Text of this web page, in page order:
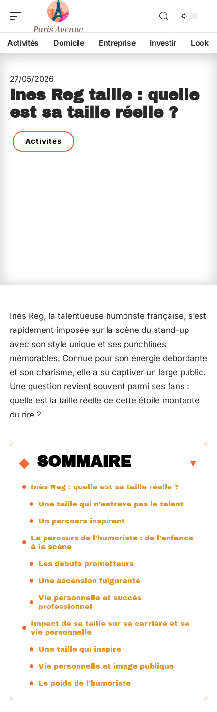
Activités Domicile Entreprise Investir Look
27/05/2026
Ines Reg taille : quelle
est sa taille réelle ?
Activités
Inès Reg, la talentueuse humoriste française, s’est
rapidement imposée sur la scène du stand-up
avec son style unique et ses punchlines
mémorables. Connue pour son énergie débordante
et son charisme, elle a su captiver un large public.
Une question revient souvent parmi ses fans :
quelle est la taille réelle de cette étoile montante
du rire ?
SOMMAIRE
Inès Reg : quelle est sa taille réelle ?
Une taille qui n’entrave pas le talent
Un parcours inspirant
Le parcours de l’humoriste : de l’enfance
à la scène
Les débuts prometteurs
Une ascension fulgurante
Vie personnelle et succès
professionnel
Impact de sa taille sur sa carrière et sa
vie personnelle
Une taille qui inspire
Vie personnelle et image publique
Le poids de l’humoriste